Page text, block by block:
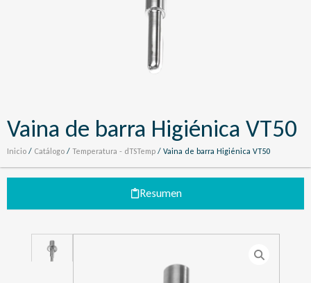
Vaina de barra Higiénica VT50
Inicio / Catálogo / Temperatura - dTSTemp / Vaina de barra Higiénica VT50
Resumen